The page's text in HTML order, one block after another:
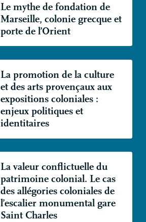
Le mythe de fondation de
Marseille, colonie grecque et
porte de l’Orient
La promotion de la culture
et des arts provençaux aux
expositions coloniales :
enjeux politiques et
identitaires
La valeur conflictuelle du
patrimoine colonial. Le cas
des allégories coloniales de
l’escalier monumental gare
Saint Charles